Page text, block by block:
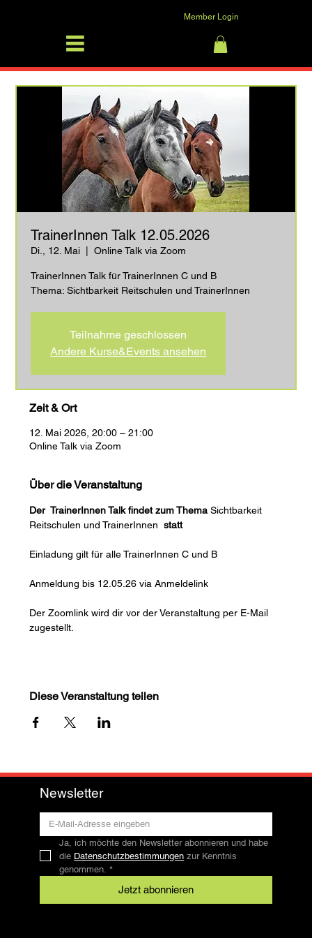
Anmelden
Member Login
TrainerInnen Talk 12.05.2026
Di., 12. Mai
  |
Online Talk via Zoom
TrainerInnen Talk für TrainerInnen C und B
Thema: Sichtbarkeit Reitschulen und TrainerInnen
Teilnahme geschlossen
Andere Kurse&Events ansehen
Zeit & Ort
12. Mai 2026, 20:00 – 21:00
Online Talk via Zoom
Über die Veranstaltung
Der  TrainerInnen Talk findet zum Thema Sichtbarkeit
Reitschulen und TrainerInnen statt
Einladung gilt für alle TrainerInnen C und B
Anmeldung bis 12.05.26 via Anmeldelink
Der Zoomlink wird dir vor der Veranstaltung per E-Mail
zugestellt.
Diese Veranstaltung teilen
Newsletter
Ja, ich möchte den Newsletter abonnieren und habe
die Datenschutzbestimmungen zur Kenntnis
genommen. *
Jetzt abonnieren